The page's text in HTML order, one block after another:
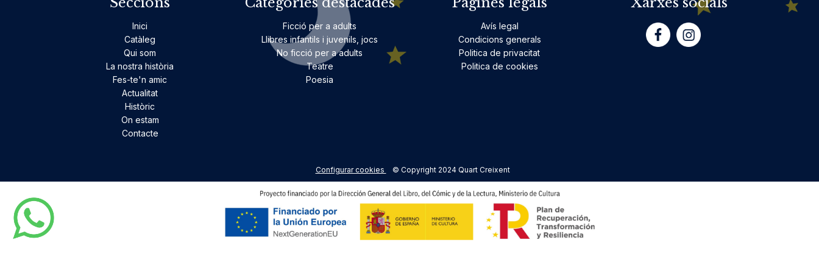
Inici
Catàleg
Qui som
La nostra història
Fes-te'n amic
Actualitat
Històric
On estam
Contacte
Ficció per a adults
Llibres infantils i juvenils, jocs
No ficció per a adults
Teatre
Poesia
Avís legal
Condicions generals
Politica de privacitat
Politica de cookies
Configurar cookies © Copyright 2024 Quart Creixent